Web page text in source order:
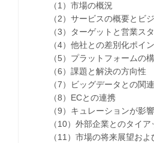
（1）市場の概況
（2）サービスの概要とビジ
（3）ターゲットと営業ス
（4）他社との差別化ポイン
（5）プラットフォームの構
（6）課題と解決の方向性
（7）ビッグデータとの関連
（8）ECとの連携
（9）キュレーションが影響
（10）外部企業とのタイア
（11）市場の将来展望およ